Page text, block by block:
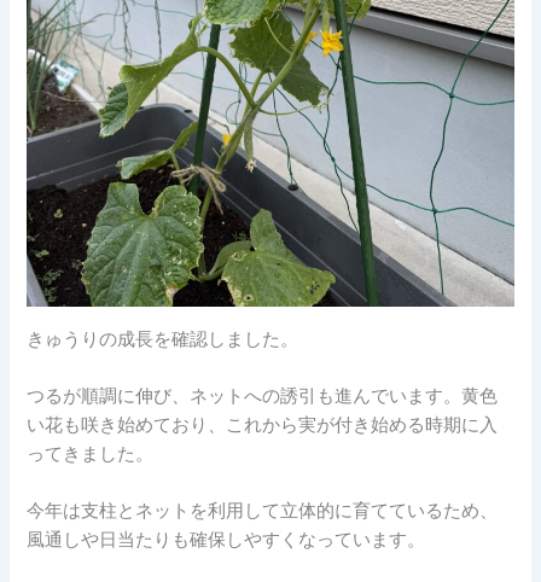
きゅうりの成長を確認しました。
つるが順調に伸び、ネットへの誘引も進んでいます。黄色
い花も咲き始めており、これから実が付き始める時期に入
ってきました。
今年は支柱とネットを利用して立体的に育てているため、
風通しや日当たりも確保しやすくなっています。